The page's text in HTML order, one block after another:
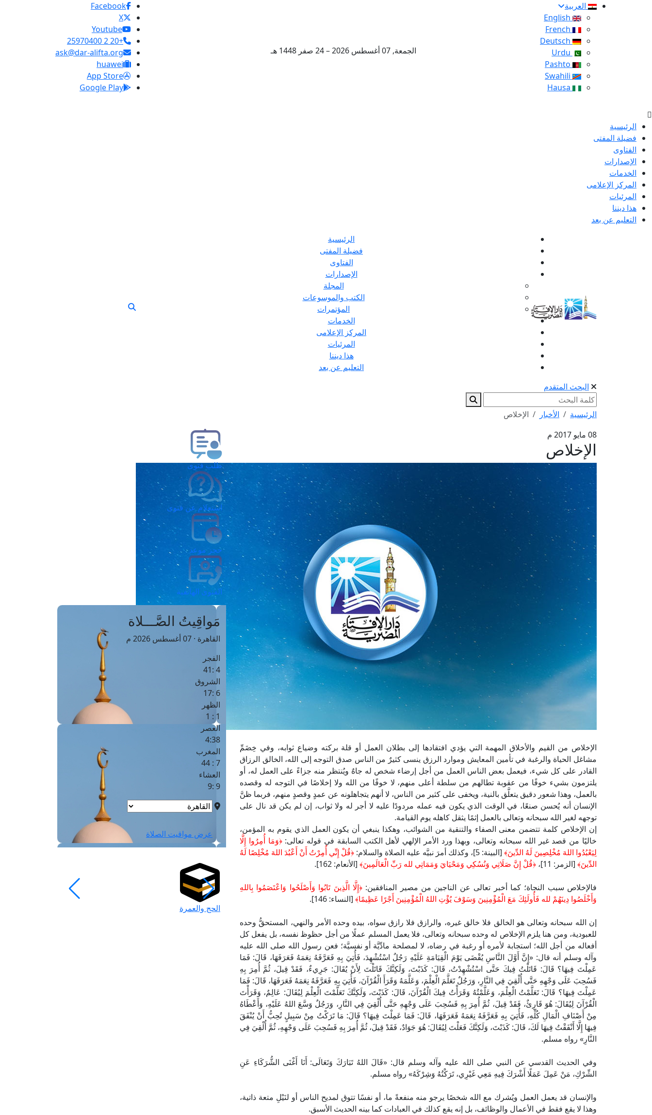
العربية
الجمعة, 07 أغسطس 2026 – 24 صفر 1448 هـ
Facebook
X
Youtube
+20 2 25970400
ask@dar-alifta.org
huawei
App Store
Google Play
الرئيسية
فضيلة المفتى
الفتاوى
الإصدارات
الخدمات
المركز الإعلامى
المرئيات
هذا ديننا
التعليم عن بعد
الرئيسية
فضيلة المفتى
الفتاوى
الإصدارات
المجلة
الكتب والموسوعات
المؤتمرات
الخدمات
المركز الإعلامى
المرئيات
هذا ديننا
التعليم عن بعد
البحث المتقدم
الرئيسية الأخبار
الإخلاص
08 مايو 2017 م
الإخلاص
الإخلاص من القيم والأخلاق المهمة التي يؤدي افتقادها إلى بطلان العمل أو قلة بركته وضياع ثوابه، وفي خِضَمِّ
مشاغل الحياة والرغبة في تأمين المعايش وموارد الرزق ينسى كثيرٌ من الناس صدق التوجه إلى الله، الخالق الرزاق
القادر على كل شيء، فيعمل بعض الناس العمل من أجل إرضاء شخص له جاهٌ ويُنتظر منه جزاءً على العمل له، أو
يلتزمون بشيء خوفًا من عقوبة تطالهم من سلطة أعلى منهم، لا خوفًا من الله ولا إخلاصًا في التوجه له وقصده
بالعمل، وهذا شعور دقيق يتعلَّق بالنية، ويخفى على كثير من الناس، لا أنهم يتجاهلونه عن عمدٍ وقصدٍ منهم، فربما ظنَّ
الإنسان أنه يُحسن صنعًا، في الوقت الذي يكون فيه عمله مردودًا عليه لا أجر له ولا ثواب، إن لم يكن قد نال على
توجهه لغير الله سبحانه وتعالى بالعمل إثمًا يثقل كاهله يوم القيامة.
إن الإخلاص كلمة تتضمن معنى الصفاء والتنقية من الشوائب، وهكذا ينبغي أن يكون العمل الذي يقوم به المؤمن،
خاليًا من قصد غير الله سبحانه وتعالى، وبهذا ورد الأمر الإلهي لأهل الكتب السابقة في قوله تعالى:﴿وَمَا أُمِرُوا إِلَّا
لِيَعْبُدُوا اللهَ مُخْلِصِينَ لَهُ الدِّينَ﴾ [البينة: 5]، وكذلك أمرَ نبيَّه عليه الصلاة والسلام:
﴿قُلْ إِنِّي أُمِرْتُ أَنْ أَعْبُدَ اللهَ مُخْلِصًا لَهُ
الدِّينَ﴾ [الزمر: 11]، ﴿قُلْ إِنَّ صَلَاتِي وَنُسُكِي وَمَحْيَايَ وَمَمَاتِي لله رَبِّ الْعَالَمِينَ﴾ [الأنعام: 162].
فالإخلاص سبب النجاة؛ كما أخبر تعالى عن الناجين من مصير المنافقين: ﴿إِلَّا الَّذِينَ تَابُوا وَأَصْلَحُوا وَاعْتَصَمُوا بِاللهِ
وَأَخْلَصُوا دِينَهُمْ لله فَأُولَئِكَ مَعَ الْمُؤْمِنِينَ وَسَوْفَ يُؤْتِ اللهُ الْمُؤْمِنِينَ أَجْرًا عَظِيمًا﴾ [النساء: 146].
إن الله سبحانه وتعالى هو الخالق فلا خالق غيره، والرازق فلا رازق سواه، بيده وحده الأمر والنهي، المستحقُّ وحده
للعبودية، ومن هنا يلزم الإخلاص له وحده سبحانه وتعالى، فلا يعمل المسلم عملًا من أجل حظوظ نفسه، بل يفعل كل
أفعاله من أجل الله؛ استجابة لأمره أو رغبة في رضاه، لا لمصلحة مادِّيَّة أو نفسيَّة؛ فعن رسول الله صلى الله عليه
وآله وسلم أنه قال: «إِنَّ أَوَّلَ النَّاسِ يُقْضَى يَوْمَ الْقِيَامَةِ عَلَيْهِ رَجُلٌ اسْتُشْهِدَ، فَأُتِيَ بِهِ فَعَرَّفَهُ نِعَمَهُ فَعَرَفَهَا، قَالَ: فَمَا
عَمِلْتَ فِيهَا؟ قَالَ: قَاتَلْتُ فِيكَ حَتَّى اسْتُشْهِدْتُ، قَالَ: كَذَبْتَ، وَلَكِنَّكَ قَاتَلْتَ لِأَنْ يُقَالَ: جَرِيءٌ، فَقَدْ قِيلَ، ثُمَّ أُمِرَ بِهِ
فَسُحِبَ عَلَى وَجْهِهِ حَتَّى أُلْقِيَ فِي النَّارِ، وَرَجُلٌ تَعَلَّمَ الْعِلْمَ، وَعَلَّمَهُ وَقَرَأَ الْقُرْآنَ، فَأُتِيَ بِهِ فَعَرَّفَهُ نِعَمَهُ فَعَرَفَهَا، قَالَ: فَمَا
عَمِلْتَ فِيهَا؟ قَالَ: تَعَلَّمْتُ الْعِلْمَ، وَعَلَّمْتُهُ وَقَرَأْتُ فِيكَ الْقُرْآنَ، قَالَ: كَذَبْتَ، وَلَكِنَّكَ تَعَلَّمْتَ الْعِلْمَ لِيُقَالَ: عَالِمٌ، وَقَرَأْتَ
الْقُرْآنَ لِيُقَالَ: هُوَ قَارِئٌ، فَقَدْ قِيلَ، ثُمَّ أُمِرَ بِهِ فَسُحِبَ عَلَى وَجْهِهِ حَتَّى أُلْقِيَ فِي النَّارِ، وَرَجُلٌ وَسَّعَ اللهُ عَلَيْهِ، وَأَعْطَاهُ
مِنْ أَصْنَافِ الْمَالِ كُلِّهِ، فَأُتِيَ بِهِ فَعَرَّفَهُ نِعَمَهُ فَعَرَفَهَا، قَالَ: فَمَا عَمِلْتَ فِيهَا؟ قَالَ: مَا تَرَكْتُ مِنْ سَبِيلٍ تُحِبُّ أَنْ يُنْفَقَ
فِيهَا إِلَّا أَنْفَقْتُ فِيهَا لَكَ، قَالَ: كَذَبْتَ، وَلَكِنَّكَ فَعَلْتَ لِيُقَالَ: هُوَ جَوَادٌ، فَقَدْ قِيلَ، ثُمَّ أُمِرَ بِهِ فَسُحِبَ عَلَى وَجْهِهِ، ثُمَّ أُلْقِيَ فِي
النَّارِ» رواه مسلم.
وفي الحديث القدسي عن النبي صلى الله عليه وآله وسلم قال: «قَالَ اللهُ تَبَارَكَ وَتَعَالَى: أَنَا أَغْنَى الشُّرَكَاءِ عَنِ
الشِّرْكِ، مَنْ عَمِلَ عَمَلًا أَشْرَكَ فِيهِ مَعِي غَيْرِي، تَرَكْتُهُ وَشِرْكَهُ» رواه مسلم.
والإنسان قد يعمل العمل ويُشرك مع الله شخصًا يرجو منه منفعةً ما، أو نفسًا تتوق لمديح الناس أو لنَيْلِ متعة ذاتية،
وهذا لا يقع فقط في الأعمال والوظائف، بل إنه يقع كذلك في العبادات كما بينه الحديث الأسبق.
طلب فتوى
استعلام عن فتوى
حجز موعد
الفتوى الهاتفية
مَواقِيتُ الصَّـــلاة
القاهرة · 07 أغسطس 2026 م
الفجر
4 :41
الشروق
6 :17
الظهر
1 : 1
العصر
4:38
المغرب
7 : 44
العشاء
9 :9
عرض مواقيت الصلاة
الحج والعمرة